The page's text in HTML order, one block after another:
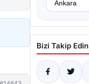
Bizi Takip Edin